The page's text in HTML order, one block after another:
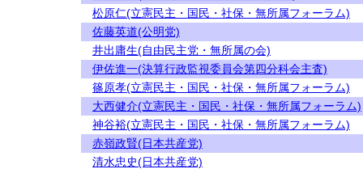
松原仁(立憲民主・国民・社保・無所属フォーラム)
佐藤英道(公明党)
井出庸生(自由民主党・無所属の会)
伊佐進一(決算行政監視委員会第四分科会主査)
篠原孝(立憲民主・国民・社保・無所属フォーラム)
大西健介(立憲民主・国民・社保・無所属フォーラム)
神谷裕(立憲民主・国民・社保・無所属フォーラム)
赤嶺政賢(日本共産党)
清水忠史(日本共産党)